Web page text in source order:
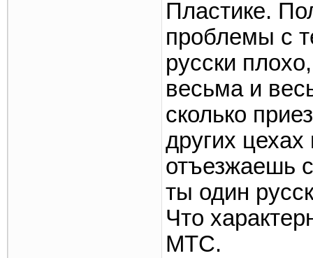
Пластике.
проблемы с
русски
весьма и
сколько
других
отъезжаешь
ты один
Что
МТС.